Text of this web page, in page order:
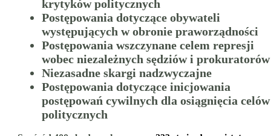
krytyków politycznych
Postępowania dotyczące obywateli
występujących w obronie praworządności
Postępowania wszczynane celem represji
wobec niezależnych sędziów i prokuratorów
Niezasadne skargi nadzwyczajne
Postępowania dotyczące inicjowania
postępowań cywilnych dla osiągnięcia celów
politycznych